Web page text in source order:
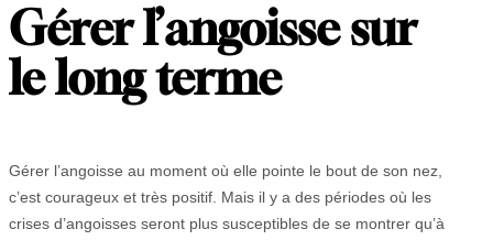
Gérer l’angoisse sur
le long terme
Gérer l’angoisse au moment où elle pointe le bout de son nez,
c’est courageux et très positif. Mais il y a des périodes où les
crises d’angoisses seront plus susceptibles de se montrer qu’à